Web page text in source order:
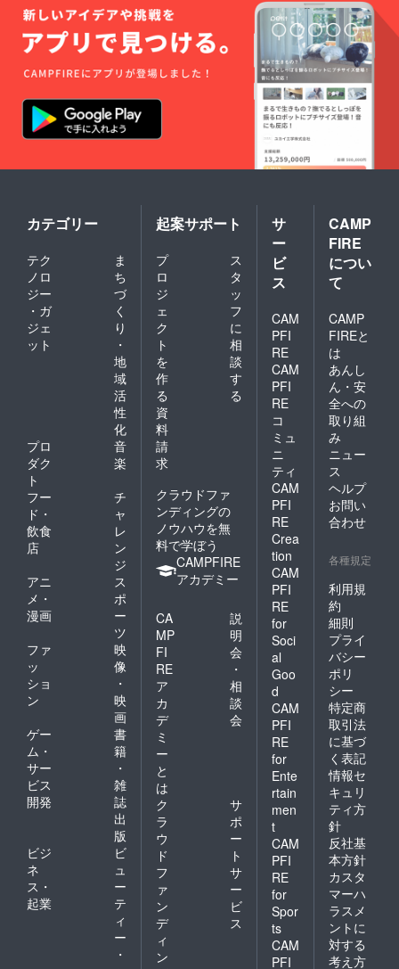
カテゴリー
テク
ノロ
ジー
・ガ
ジェ
ット
ま
ち
づ
く
り
・
地
域
活
性
化
プロ
ダク
ト
音
楽
フー
ド・
飲食
店
チ
ャ
レ
ン
ジ
アニ
メ・
漫画
ス
ポ
ー
ツ
ファ
ッ
ショ
ン
映
像
・
映
画
ゲー
ム・
サー
ビス
開発
書
籍
・
雑
誌
出
版
ビジ
ネ
ス・
起業
ビ
ュ
ー
テ
ィ
ー
・
起案サポート
プ
ロ
ジ
ェ
ク
ト
を
作
る
ス
タ
ッ
フ
に
相
談
す
る
資
料
請
求
クラウドファ
ンディングの
ノウハウを無
料で学ぼう
CAMPFIRE
アカデミー
CA
MP
FI
RE
ア
カ
デ
ミ
ー
と
は
説
明
会
・
相
談
会
ク
ラ
ウ
ド
フ
ァ
ン
デ
ィ
ン
サ
ポ
ー
ト
サ
ー
ビ
ス
サ
ー
ビ
ス
CAM
PFI
RE
CAM
PFI
RE
コ
ミュ
ニ
ティ
CAM
PFI
RE
Crea
tion
CAM
PFI
RE
for
Soci
al
Goo
d
CAM
PFI
RE
for
Ente
rtain
men
t
CAM
PFI
RE
for
Spor
ts
CAM
PFI
CAMP
FIRE
につい
て
CAMP
FIREと
は
あんし
ん・安
全への
取り組
み
ニュー
ス
ヘルプ
お問い
合わせ
各種規定
利用規
約
細則
プライ
バシー
ポリ
シー
特定商
取引法
に基づ
く表記
情報セ
キュリ
ティ方
針
反社基
本方針
カスタ
マーハ
ラスメ
ントに
対する
考え方